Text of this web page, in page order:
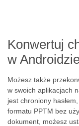
Konwertuj
w
Możesz także
w swoich aplikacjach
jest chroniony
formatu PPTM bez
dokument, możesz